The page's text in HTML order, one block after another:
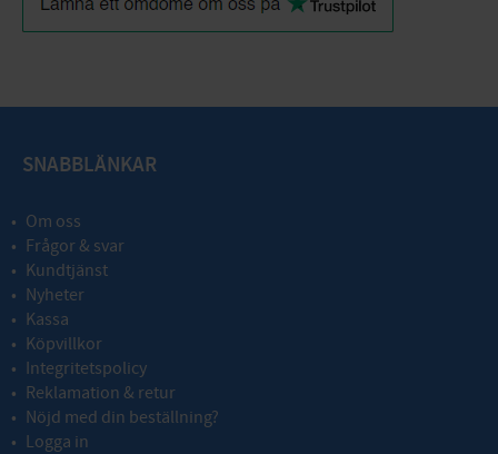
SNABBLÄNKAR
Om oss
Frågor & svar
Kundtjänst
Nyheter
Kassa
Köpvillkor
Integritetspolicy
Reklamation & retur
Nöjd med din beställning?
Logga in